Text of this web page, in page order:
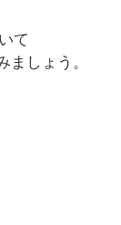
て
ましょう。